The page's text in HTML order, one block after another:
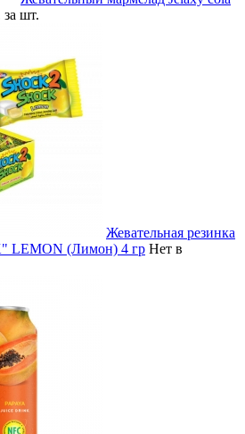
за шт.
Жевательная резинка
LEMON (Лимон) 4 гр Нет в